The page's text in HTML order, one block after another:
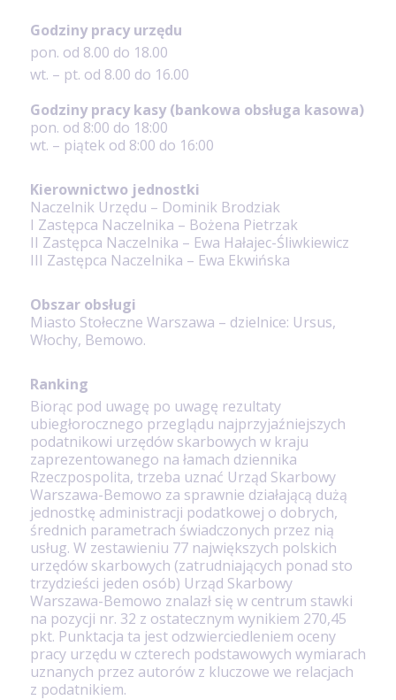
Godziny pracy urzędu
pon. od 8.00 do 18.00
wt. – pt. od 8.00 do 16.00
Godziny pracy kasy (bankowa obsługa kasowa)
pon. od 8:00 do 18:00
wt. – piątek od 8:00 do 16:00
Kierownictwo jednostki
Naczelnik Urzędu – Dominik Brodziak
I Zastępca Naczelnika – Bożena Pietrzak
II Zastępca Naczelnika – Ewa Hałajec-Śliwkiewicz
III Zastępca Naczelnika – Ewa Ekwińska
Obszar obsługi
Miasto Stołeczne Warszawa – dzielnice: Ursus,
Włochy, Bemowo.
Ranking
Biorąc pod uwagę po uwagę rezultaty
ubiegłorocznego przeglądu najprzyjaźniejszych
podatnikowi urzędów skarbowych w kraju
zaprezentowanego na łamach dziennika
Rzeczpospolita, trzeba uznać Urząd Skarbowy
Warszawa-Bemowo za sprawnie działającą dużą
jednostkę administracji podatkowej o dobrych,
średnich parametrach świadczonych przez nią
usług. W zestawieniu 77 największych polskich
urzędów skarbowych (zatrudniających ponad sto
trzydzieści jeden osób) Urząd Skarbowy
Warszawa-Bemowo znalazł się w centrum stawki
na pozycji nr. 32 z ostatecznym wynikiem 270,45
pkt. Punktacja ta jest odzwierciedleniem oceny
pracy urzędu w czterech podstawowych wymiarach
uznanych przez autorów z kluczowe we relacjach
z podatnikiem.